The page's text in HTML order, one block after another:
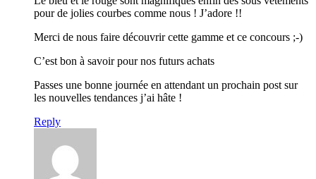
pour de jolies courbes comme nous ! J’adore !!
Merci de nous faire découvrir cette gamme et ce concours ;-)
C’est bon à savoir pour nos futurs achats
Passes une bonne journée en attendant un prochain post sur
les nouvelles tendances j’ai hâte !
Reply